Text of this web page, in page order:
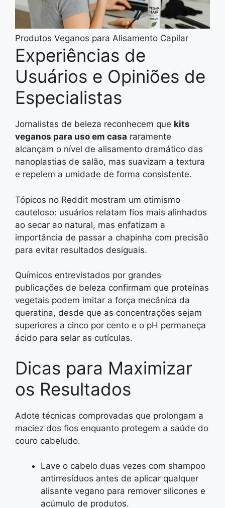
Produtos Veganos para Alisamento Capilar
Experiências de
Usuários e Opiniões de
Especialistas
Jornalistas de beleza reconhecem que kits
veganos para uso em casa raramente
alcançam o nível de alisamento dramático das
nanoplastias de salão, mas suavizam a textura
e repelem a umidade de forma consistente.
Tópicos no Reddit mostram um otimismo
cauteloso: usuários relatam fios mais alinhados
ao secar ao natural, mas enfatizam a
importância de passar a chapinha com precisão
para evitar resultados desiguais.
Químicos entrevistados por grandes
publicações de beleza confirmam que proteínas
vegetais podem imitar a força mecânica da
queratina, desde que as concentrações sejam
superiores a cinco por cento e o pH permaneça
ácido para selar as cutículas.
Dicas para Maximizar
os Resultados
Adote técnicas comprovadas que prolongam a
maciez dos fios enquanto protegem a saúde do
couro cabeludo.
Lave o cabelo duas vezes com shampoo
antirresíduos antes de aplicar qualquer
alisante vegano para remover silicones e
acúmulo de produtos.